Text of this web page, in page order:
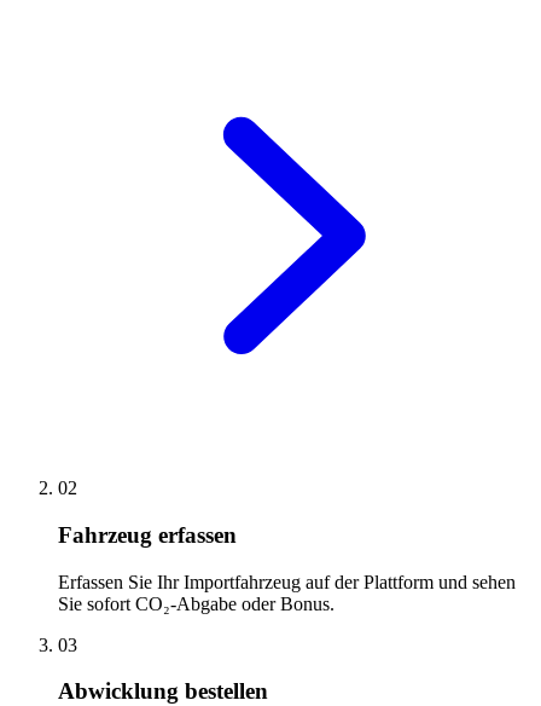
02
Fahrzeug erfassen
Erfassen Sie Ihr Importfahrzeug auf der Plattform und sehen
Sie sofort CO₂-Abgabe oder Bonus.
03
Abwicklung bestellen